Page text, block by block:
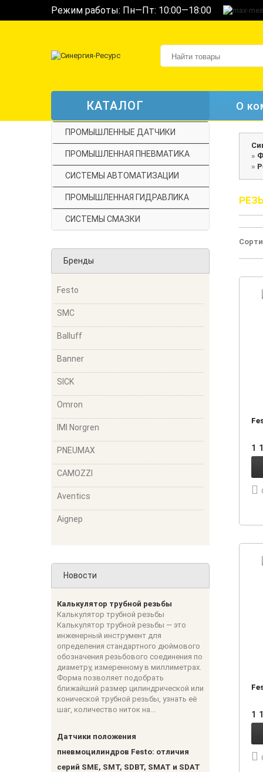
Режим работы: Пн—Пт: 10:00—18:00
КАТАЛОГ О
ПРОМЫШЛЕННЫЕ ДАТЧИКИ
ПРОМЫШЛЕННАЯ ПНЕВМАТИКА
СИСТЕМЫ АВТОМАТИЗАЦИИ
ПРОМЫШЛЕННАЯ ГИДРАВЛИКА
СИСТЕМЫ СМАЗКИ
Бренды
Festo
SMC
Balluff
Banner
SICK
Omron
IMI Norgren
PNEUMAX
CAMOZZI
Aventics
Aignep
Новости
Калькулятор трубной резьбы
Калькулятор трубной резьбы
Калькулятор трубной резьбы — это
инженерный инструмент для
определения стандартного дюймового
обозначения резьбового соединения по
диаметру, измеренному в миллиметрах.
Форма позволяет подобрать
ближайший размер цилиндрической или
конической трубной резьбы, узнать её
шаг, количество ниток на...
Датчики положения
пневмоцилиндров Festo: отличия
серий SME, SMT, SDBT, SMAT и SDAT
»
»
1
1